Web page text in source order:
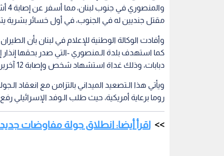
مقتل جنديين له في الجنوب، في أول خسائر بشرية
دبابات، وذلك غداة استشهاد شخص وإصابة 12 آخرين في غارة طالت مصلى ببلدة تبنين.
ويأتي هذا الـتصعيد الميداني بالتزامن مع انعقاد
روما برعاية أمريكية، حيث طلب الـوفد الإسرائيلي
اقرأ أيضا: انطلاق جولة مفاوضات